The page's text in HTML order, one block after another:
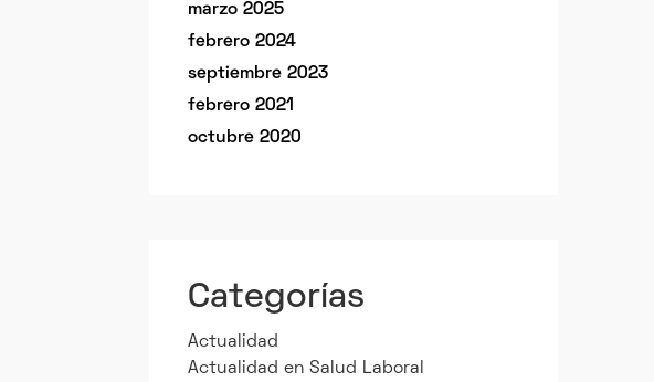
marzo 2025
febrero 2024
septiembre 2023
febrero 2021
octubre 2020
Categorías
Actualidad
Actualidad en Salud Laboral